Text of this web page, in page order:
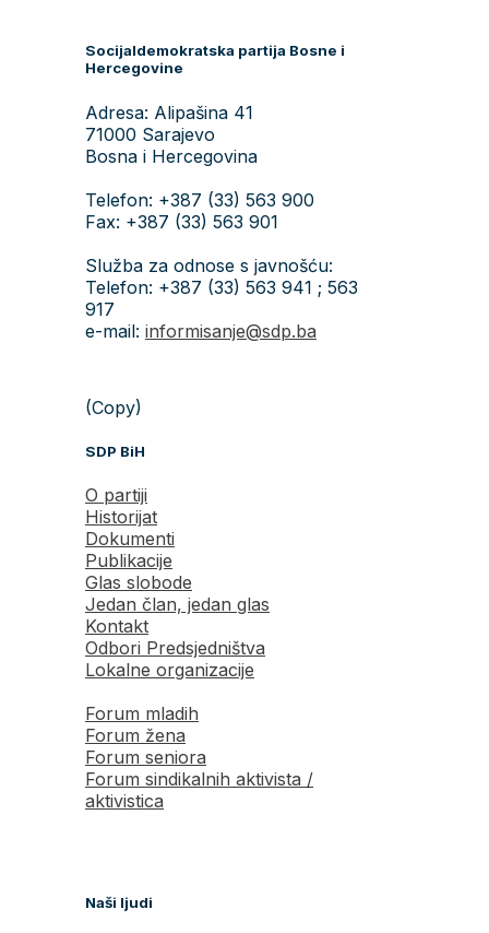
Socijaldemokratska partija Bosne i
Hercegovine
Adresa: Alipašina 41
71000 Sarajevo
Bosna i Hercegovina
Telefon: +387 (33) 563 900
Fax: +387 (33) 563 901
Služba za odnose s javnošću:
Telefon: +387 (33) 563 941 ; 563
917
e-mail: informisanje@sdp.ba
(Copy)
SDP BiH
O partiji
Historijat
Dokumenti
Publikacije
Glas slobode
Jedan član, jedan glas
Kontakt
Odbori Predsjedništva
Lokalne organizacije
Forum mladih
Forum žena
Forum seniora
Forum sindikalnih aktivista /
aktivistica
Naši ljudi